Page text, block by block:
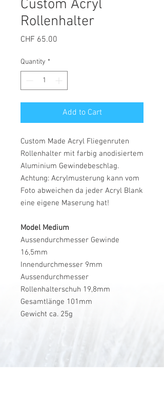
Custom Acryl
Rollenhalter
CHF 65.00
Quantity *
Add to Cart
Custom Made Acryl Fliegenruten
Rollenhalter mit farbig anodisiertem
Aluminium Gewindebeschlag.
Achtung: Acrylmusterung kann vom
Foto abweichen da jeder Acryl Blank
eine eigene Maserung hat!
Model Medium
Aussendurchmesser Gewinde
16,5mm
Innendurchmesser 9mm
Aussendurchmesser
Rollenhalterschuh 19,8mm
Gesamtlänge 101mm
Gewicht ca. 25g